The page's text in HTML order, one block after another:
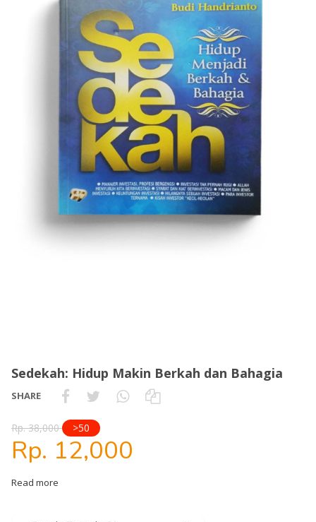
Sedekah: Hidup Makin Berkah dan Bahagia
SHARE
Rp. 38,000 >50
Rp. 12,000
Read more